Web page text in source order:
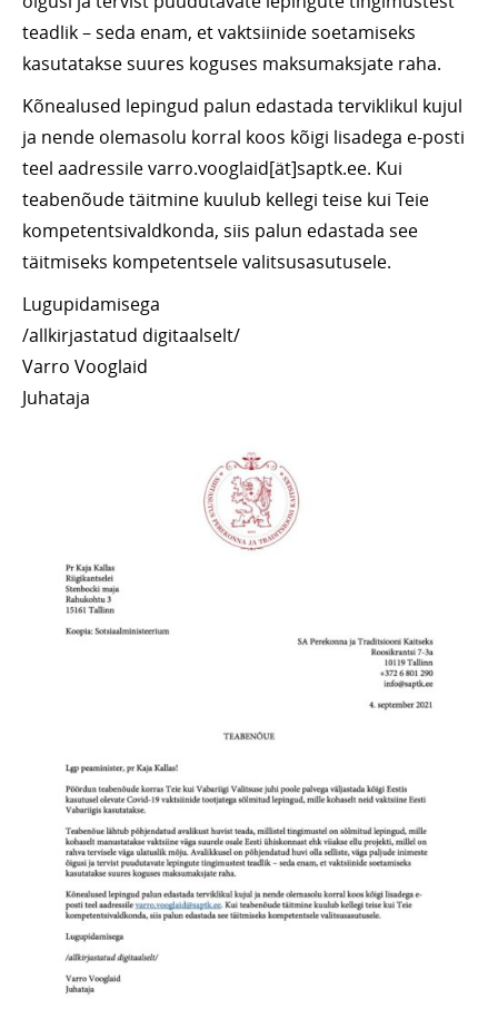
teadlik – seda enam, et vaktsiinide soetamiseks
kasutatakse suures koguses maksumaksjate raha.
Kõnealused lepingud palun edastada terviklikul kujul
ja nende olemasolu korral koos kõigi lisadega e-posti
teel aadressile varro.vooglaid[ät]saptk.ee. Kui
teabenõude täitmine kuulub kellegi teise kui Teie
kompetentsivaldkonda, siis palun edastada see
täitmiseks kompetentsele valitsusasutusele.
Lugupidamisega
/allkirjastatud digitaalselt/
Varro Vooglaid
Juhataja